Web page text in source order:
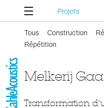
Projets
Tous Construction
Répétition
Melkerij
Transformation